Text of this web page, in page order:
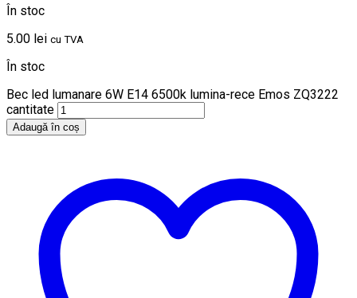
În stoc
5.00 lei cu TVA
În stoc
Bec led lumanare 6W E14 6500k lumina-rece Emos ZQ3222
cantitate
Adaugă în coș